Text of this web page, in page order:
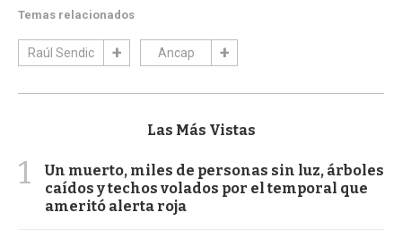
Temas relacionados
Raúl Sendic Ancap
Las Más Vistas
1
Un muerto, miles de personas sin luz, árboles
caídos y techos volados por el temporal que
ameritó alerta roja